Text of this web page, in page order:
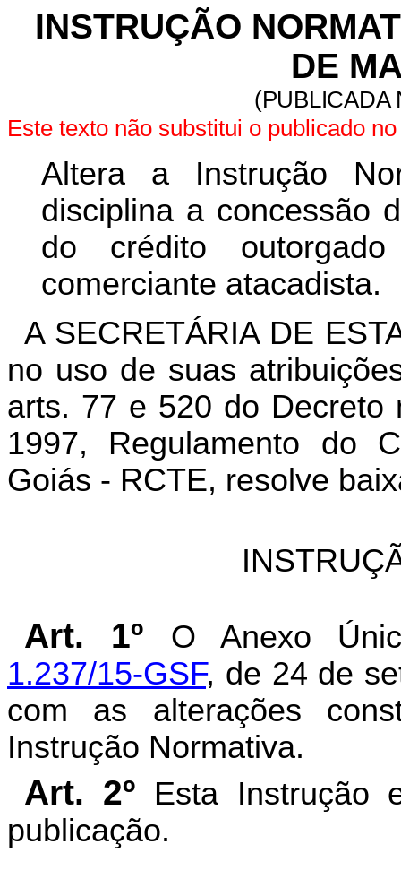
INSTRUÇÃO
DE
(PUBLICADA
Este texto não substitui o publicado
Altera a Instrução
disciplina a concessão
do crédito
comerciante atacadista.
A SECRETÁRIA DE
no uso de suas
arts. 77 e 520 do Decreto
1997, Regulamento do
Goiás - RCTE, resolve
Art. 1º
O Anexo
1.237/15-GSF, de 24 de
com as alterações
Instrução Normativa.
Art. 2º Esta Instrução
publicação.